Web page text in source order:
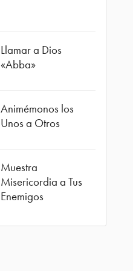
Llamar a Dios
«Abba»
Animémonos los
Unos a Otros
Muestra
Misericordia a Tus
Enemigos